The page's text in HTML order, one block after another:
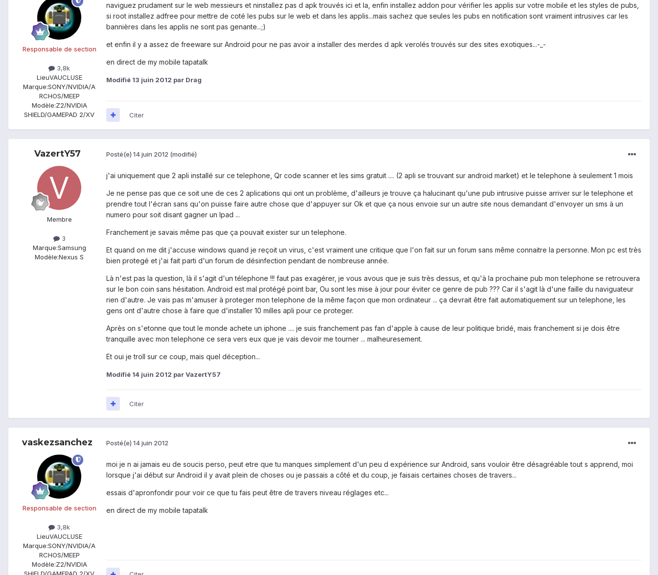
Responsable de section
3,8k
LieuVAUCLUSE
Marque:SONY/NVIDIA/A
RCHOS/MEEP
Modèle:Z2/NVIDIA
SHIELD/GAMEPAD 2/XV
naviguez prudament sur le web messieurs et ninstallez pas d apk trouvés ici et la, enfin installez addon pour vérifier les applis sur votre mobile et les styles de pubs,
si root installez adfree pour mettre de coté les pubs sur le web et dans les applis...mais sachez que seules les pubs en notification sont vraiment intrusives car les
bannières dans les applis ne sont pas genante...;)
et enfin il y a assez de freeware sur Android pour ne pas avoir a installer des merdes d apk verolés trouvés sur des sites exotiques...-_-
en direct de my mobile tapatalk
Modifié 13 juin 2012 par Drag
Citer
VazertY57
Membre
3
Marque:Samsung
Modèle:Nexus S
Posté(e) 14 juin 2012 (modifié)
j'ai uniquement que 2 apli installé sur ce telephone, Qr code scanner et les sims gratuit .... (2 apli se trouvant sur android market) et le telephone à seulement 1 mois
Je ne pense pas que ce soit une de ces 2 aplications qui ont un problème, d'ailleurs je trouve ça halucinant qu'une pub intrusive puisse arriver sur le telephone et
prendre tout l'écran sans qu'on puisse faire autre chose que d'appuyer sur Ok et que ça nous envoie sur un autre site nous demandant d'envoyer un sms à un
numero pour soit disant gagner un Ipad ...
Franchement je savais même pas que ça pouvait exister sur un telephone.
Et quand on me dit j'accuse windows quand je reçoit un virus, c'est vraiment une critique que l'on fait sur un forum sans même connaitre la personne. Mon pc est très
bien protegé et j'ai fait parti d'un forum de désinfection pendant de nombreuse année.
Là n'est pas la question, là il s'agit d'un télephone !!! faut pas exagérer, je vous avous que je suis très dessus, et qu'à la prochaine pub mon telephone se retrouvera
sur le bon coin sans hésitation. Android est mal protégé point bar, Ou sont les mise à jour pour éviter ce genre de pub ??? Car il s'agit là d'une faille du naviguateur
rien d'autre. Je vais pas m'amuser à proteger mon telephone de la même façon que mon ordinateur ... ça devrait être fait automatiquement sur un telephone, les
gens ont d'autre chose à faire que d'installer 10 milles apli pour ce proteger.
Après on s'etonne que tout le monde achete un iphone .... je suis franchement pas fan d'apple à cause de leur politique bridé, mais franchement si je dois être
tranquille avec mon telephone ce sera vers eux que je vais devoir me tourner ... malheuresement.
Et oui je troll sur ce coup, mais quel déception...
Modifié 14 juin 2012 par VazertY57
Citer
vaskezsanchez
Responsable de section
3,8k
LieuVAUCLUSE
Marque:SONY/NVIDIA/A
RCHOS/MEEP
Modèle:Z2/NVIDIA
Posté(e) 14 juin 2012
moi je n ai jamais eu de soucis perso, peut etre que tu manques simplement d'un peu d expérience sur Android, sans vouloir être désagréable tout s apprend, moi
lorsque j'ai début sur Android il y avait plein de choses ou je passais a côté et du coup, je faisais certaines choses de travers...
essais d'apronfondir pour voir ce que tu fais peut être de travers niveau réglages etc...
en direct de my mobile tapatalk